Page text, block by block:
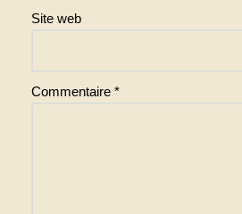
Site web
Commentaire *